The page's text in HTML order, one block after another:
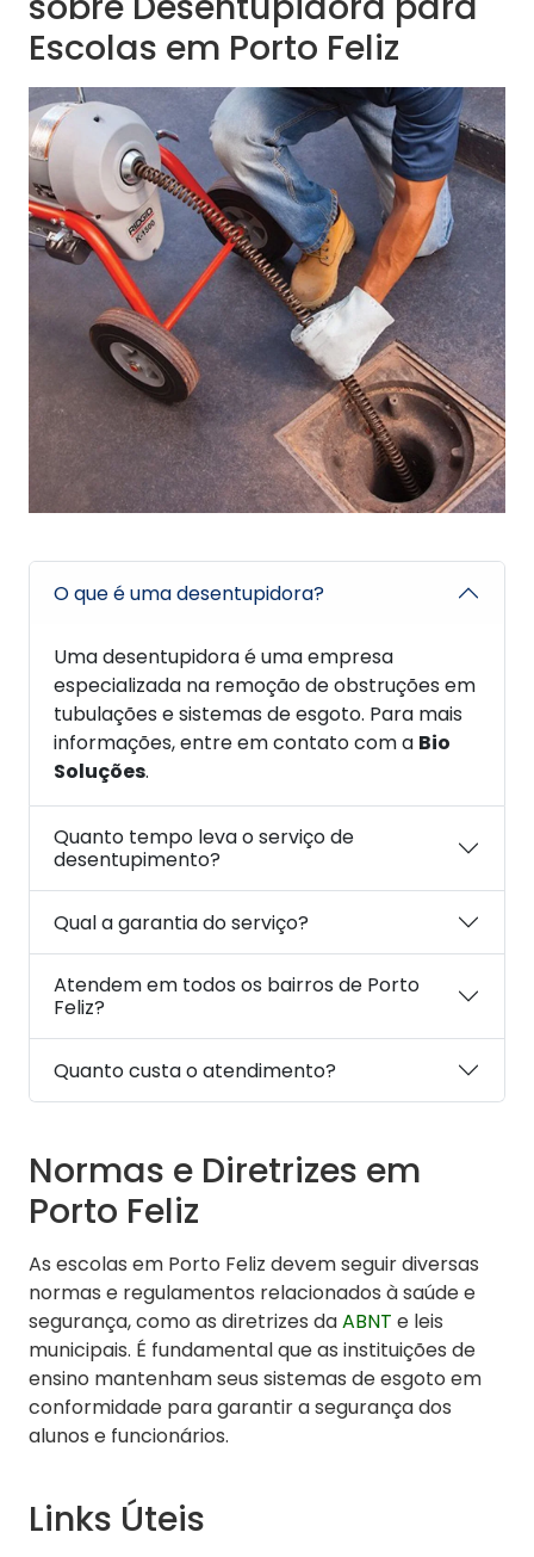
Escolas em Porto Feliz
O que é uma desentupidora?
Uma desentupidora é uma empresa
especializada na remoção de obstruções em
tubulações e sistemas de esgoto. Para mais
informações, entre em contato com a Bio
Soluções.
Quanto tempo leva o serviço de
desentupimento?
Qual a garantia do serviço?
Atendem em todos os bairros de Porto
Feliz?
Quanto custa o atendimento?
Normas e Diretrizes em
Porto Feliz
As escolas em Porto Feliz devem seguir diversas
normas e regulamentos relacionados à saúde e
segurança, como as diretrizes daABNT e leis
municipais. É fundamental que as instituições de
ensino mantenham seus sistemas de esgoto em
conformidade para garantir a segurança dos
alunos e funcionários.
Links Úteis